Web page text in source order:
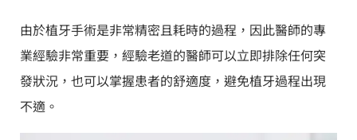
由於植牙手術是非常精密且耗時的過程，因此醫師的專
業經驗非常重要，經驗老道的醫師可以立即排除任何突
發狀況，也可以掌握患者的舒適度，避免植牙過程出現
不適。